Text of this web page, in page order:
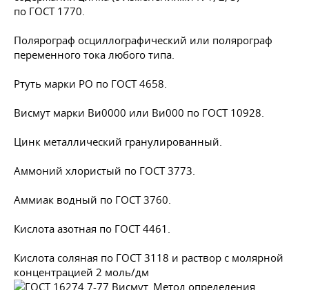
по ГОСТ 1770.
Полярограф осциллографический или полярограф
переменного тока любого типа.
Ртуть марки РО по ГОСТ 4658.
Висмут марки Ви0000 или Ви000 по ГОСТ 10928.
Цинк металлический гранулированный.
Аммоний хлористый по ГОСТ 3773.
Аммиак водный по ГОСТ 3760.
Кислота азотная по ГОСТ 4461 .
Кислота соляная по ГОСТ 3118 и раствор с молярной
концентрацией 2 моль/дм